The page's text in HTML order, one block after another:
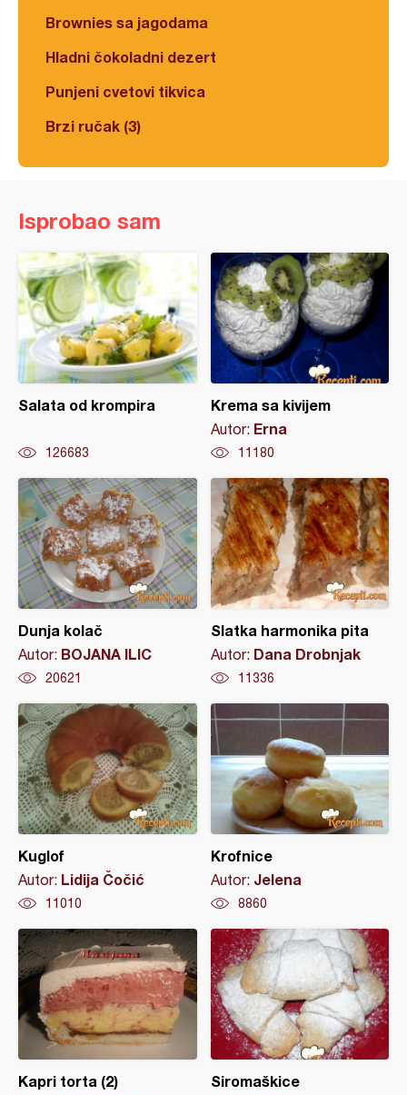
Brownies sa jagodama
Hladni čokoladni dezert
Punjeni cvetovi tikvica
Brzi ručak (3)
Isprobao sam
Salata od krompira
126683
Krema sa kivijem
Autor: Erna
11180
Dunja kolač
Autor: BOJANA ILIC
20621
Slatka harmonika pita
Autor: Dana Drobnjak
11336
Kuglof
Autor: Lidija Čočić
11010
Krofnice
Autor: Jelena
8860
Kapri torta (2) Siromaškice